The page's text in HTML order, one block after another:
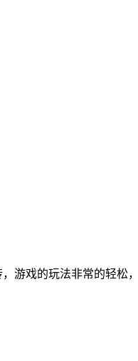
游戏的玩法非常的轻松